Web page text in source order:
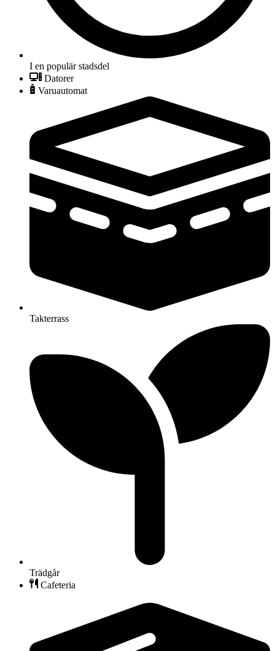
I en populär stadsdel
Datorer
Varuautomat
Takterrass
Trädgår
Cafeteria